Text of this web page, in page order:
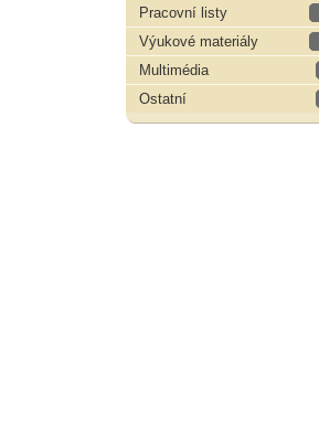
Pracovní listy
Výukové materiály
Multimédia
Ostatní